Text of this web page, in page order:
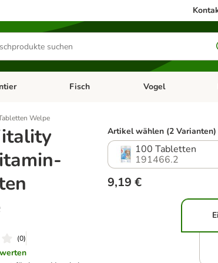
Menü öffnen: Hundefutter & Zubehör
Kategorie-Menü öffnen: Kleintier
Fisch Kategorie-Menü
Vogel
Welpe
(0)
Artikel wählen (2 Varianten)
100 Tabletten
191466.2
9,19 €